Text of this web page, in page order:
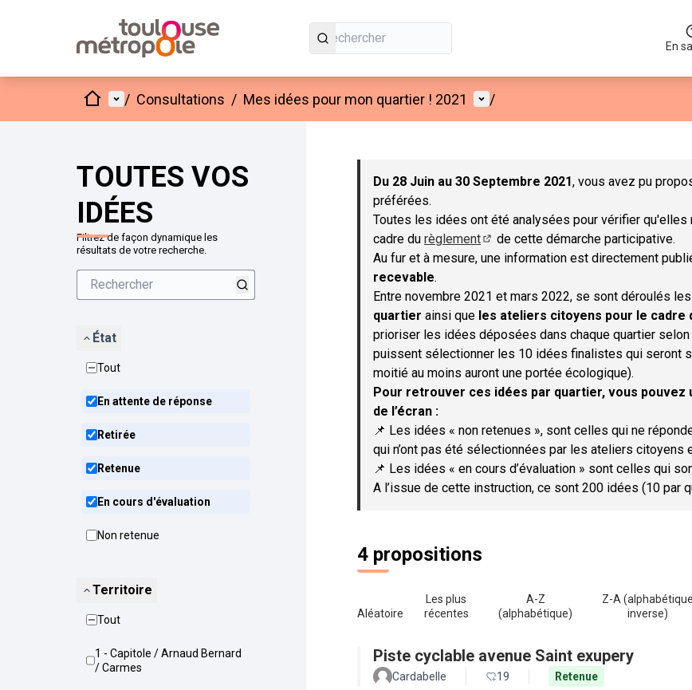
En
AccueilMenu principal
/ Consultations / Mes idées pour mon quartier ! 2021 Menu utilisateur
/
TOUTES VOS
IDÉES
Filtrez de façon dynamique les
résultats de votre recherche.
État
Tout
En attente de réponse
Retirée
Retenue
En cours d'évaluation
Non retenue
Territoire
Tout
1 - Capitole / Arnaud Bernard
/ Carmes
Passer la carte
Du 28 Juin au 30 Septembre 2021, vous avez pu
préférées.
Toutes les idées ont été analysées pour vérifier
cadre du règlement
(S'ouvre dans un nouvel onglet)
de cette démarche participative.
Au fur et à mesure, une information est directement
recevable.
Entre novembre 2021 et mars 2022, se sont déroulés les
quartier ainsi que les ateliers citoyens pour le cadre
prioriser les idées déposées dans chaque quartier
puissent sélectionner les 10 idées finalistes qui seront
moitié au moins auront une portée écologique).
Pour retrouver ces idées par quartier, vous
de l’écran :
📌 Les idées « non retenues », sont celles qui ne
qui n’ont pas été sélectionnées par les ateliers citoyens
📌 Les idées « en cours d’évaluation » sont celles qui
A l’issue de cette instruction, ce sont 200 idées (10 par
4 propositions
Aléatoire
Les plus
récentes
A-Z
(alphabétique)
Z-A (alphabétique
inverse)
Piste cyclable avenue Saint exupery
Cardabelle 19 Retenue